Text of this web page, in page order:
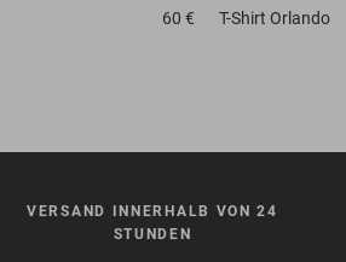
60 € T-Shirt Orlando
VERSAND INNERHALB VON 24
STUNDEN